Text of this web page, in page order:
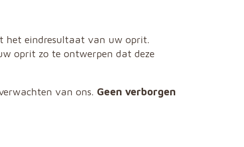
het eindresultaat van uw oprit.
oprit zo te ontwerpen dat deze
van ons. Geen verborgen